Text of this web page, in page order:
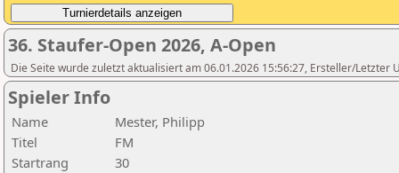
36. Staufer-Open 2026, A-Open
Die Seite wurde zuletzt aktualisiert am 06.01.2026 15:56:27, Ersteller/Letzter
Spieler Info
Name
Mester, Philipp
Titel
FM
Startrang
30